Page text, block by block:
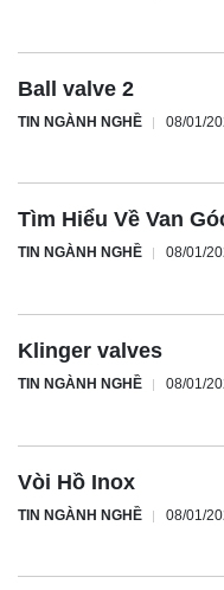
Ball valve 2
TIN NGÀNH NGHỀ 08/01/
Tìm Hiểu Về Van
TIN NGÀNH NGHỀ 08/01/
Klinger valves
TIN NGÀNH NGHỀ 08/01/
Vòi Hồ Inox
TIN NGÀNH NGHỀ 08/01/